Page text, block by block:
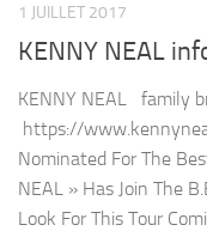
1 JUILLET 2017
KENNY NEAL
KENNY NEAL family
https://
Nominated For The
NEAL » Has Join The
Look For This Tour